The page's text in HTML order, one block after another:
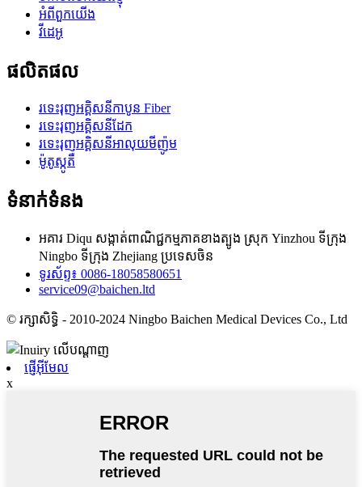
អំពីពួកយើង
វីដេអូ
ផលិតផល
រទេះរុញអគ្គិសនីកាបូន Fiber
រទេះរុញអគ្គិសនីដែក
រទេះរុញអគ្គិសនីអាលុយមីញ៉ូម
ម៉ូតូស្កូតឺ
ទំនាក់ទំនង
អគារ Diqu សង្កាត់ពាណិជ្ជកម្មភាគខាងត្បូង ស្រុក Yinzhou ទីក្រុង
Ningbo ទីក្រុង Zhejiang ប្រទេសចិន
ទូរស័ព្ទ៖ 0086-18058580651
service09@baichen.ltd
© រក្សាសិទ្ធិ - 2010-2024 Ningbo Baichen Medical Devices Co., Ltd
ផ្ញើអ៊ីមែល
x